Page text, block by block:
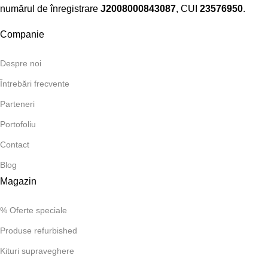
numărul de înregistrare J2008000843087, CUI 23576950.​
Companie
Despre noi
Întrebări frecvente
Parteneri
Portofoliu
Contact
Blog
Magazin
% Oferte speciale
Produse refurbished
Kituri supraveghere